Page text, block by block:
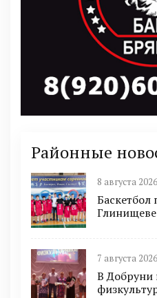
Районные
8 августа
Баскетбол
Глинищеве
7 августа
В Добруни